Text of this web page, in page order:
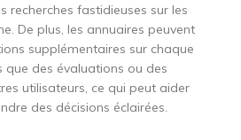
recherches fastidieuses sur les
De plus, les annuaires peuvent
supplémentaires sur chaque
que des évaluations ou des
utilisateurs, ce qui peut aider
des décisions éclairées.